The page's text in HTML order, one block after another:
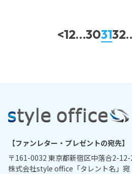
<12…303132
【ファンレター・プレゼントの宛先】
〒161-0032 東京都新宿区中落合2-
株式会社style office「タレント名」宛